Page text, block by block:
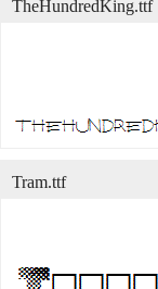
TheHundredKing.ttf
Tram.ttf